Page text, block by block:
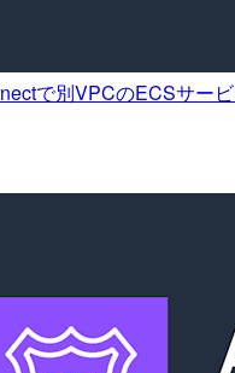
で別VPCのECSサー